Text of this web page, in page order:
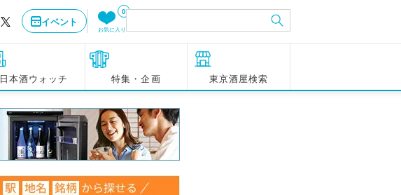
イベント
0
お気に入り
日本酒ウォッチ 特集・企画 東京酒屋検索